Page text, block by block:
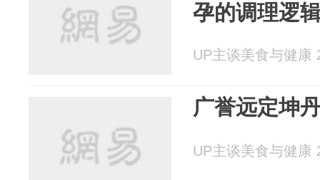
孕的调理逻
UP主谈美食与健康
广誉远定坤
UP主谈美食与健康